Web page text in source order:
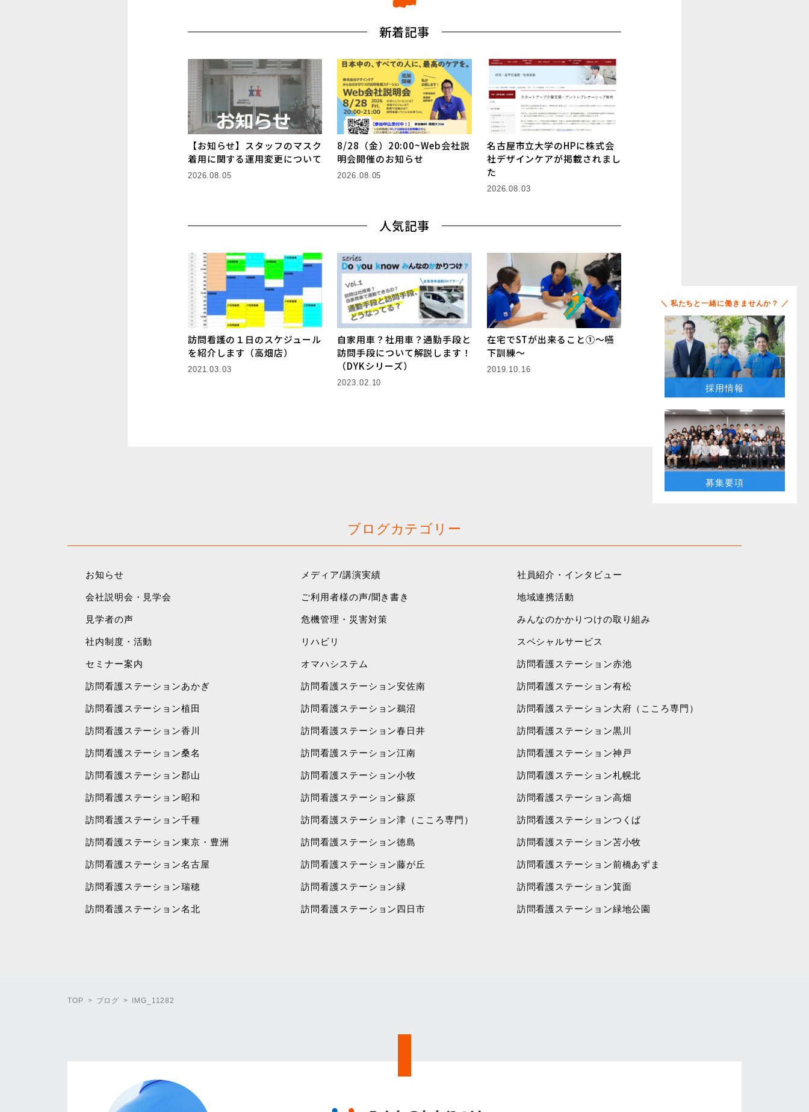
新着記事
【お知らせ】スタッフのマスク
着用に関する運用変更について
2026.08.05
8/28（金）20:00~Web会社説
明会開催のお知らせ
2026.08.05
名古屋市立大学のHPに株式会
社デザインケアが掲載されまし
た
2026.08.03
人気記事
訪問看護の１日のスケジュール
を紹介します（高畑店）
2021.03.03
自家用車？社用車？通勤手段と
訪問手段について解説します！
（DYKシリーズ）
2023.02.10
在宅でSTが出来ること①〜嚥
下訓練〜
2019.10.16
＼ 私たちと一緒に働きませんか？ ／
採用情報
募集要項
ブログカテゴリー
お知らせ メディア/講演実績 社員紹介・インタビュー
会社説明会・見学会 ご利用者様の声/聞き書き 地域連携活動
見学者の声 危機管理・災害対策 みんなのかかりつけの取り組み
社内制度・活動 リハビリ スペシャルサービス
セミナー案内 オマハシステム 訪問看護ステーション赤池
訪問看護ステーションあかぎ 訪問看護ステーション安佐南 訪問看護ステーション有松
訪問看護ステーション植田 訪問看護ステーション鵜沼 訪問看護ステーション大府（こころ専門）
訪問看護ステーション香川 訪問看護ステーション春日井 訪問看護ステーション黒川
訪問看護ステーション桑名 訪問看護ステーション江南 訪問看護ステーション神戸
訪問看護ステーション郡山 訪問看護ステーション小牧 訪問看護ステーション札幌北
訪問看護ステーション昭和 訪問看護ステーション蘇原 訪問看護ステーション高畑
訪問看護ステーション千種 訪問看護ステーション津（こころ専門） 訪問看護ステーションつくば
訪問看護ステーション東京・豊洲 訪問看護ステーション徳島 訪問看護ステーション苫小牧
訪問看護ステーション名古屋 訪問看護ステーション藤が丘 訪問看護ステーション前橋あずま
訪問看護ステーション瑞穂 訪問看護ステーション緑 訪問看護ステーション箕面
訪問看護ステーション名北 訪問看護ステーション四日市 訪問看護ステーション緑地公園
TOP ブログ IMG_11282